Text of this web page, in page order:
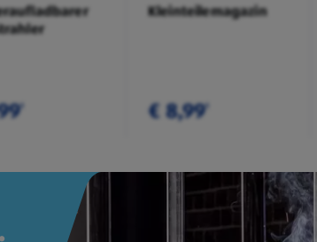
¹
Kleinteilemagazin
€ 8,99¹